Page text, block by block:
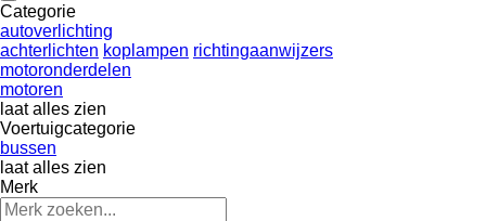
Categorie
autoverlichting
achterlichten koplampen richtingaanwijzers
motoronderdelen
motoren
laat alles zien
Voertuigcategorie
bussen
laat alles zien
Merk